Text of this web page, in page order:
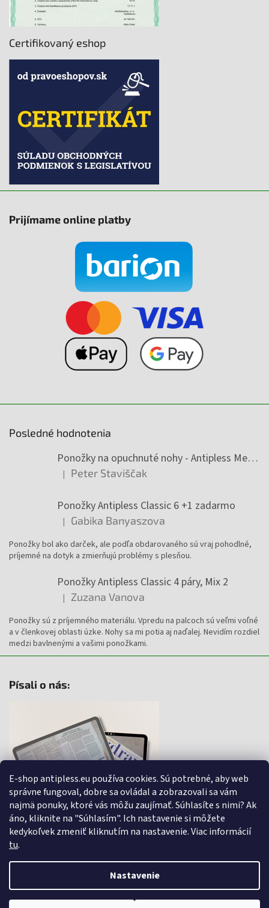
E-shop antipless.eu používa cookies. Sú potrebné, aby web
správne fungoval, dobre sa ovládal a zobrazovali sa vám
najmä ponuky, ktoré vás môžu zaujímať. Súhlasíte s nimi? Ak
áno, kliknite na "Súhlasím". Ich nastavenie si môžete
kedykoľvek zmeniť kliknutím na nastavenie.Viac informácií
tu.
Nastavenie
Certifikovaný eshop
Prijímame online platby
Posledné hodnotenia
Ponožky na opuchnuté nohy - Antipless Medic 6 +1 zadarmo
Hodnotenie produktu je 5 z 5 hviezdičiek.
| Peter Staviščak
Ponožky Antipless Classic 6 +1 zadarmo
Hodnotenie produktu je 5 z 5 hviezdičiek.
| Gabika Banyaszova
Ponožky bol ako darček, ale podľa obdarovaného sú vraj pohodlné,
príjemné na dotyk a zmierňujú problémy s plesňou.
Ponožky Antipless Classic 4 páry, Mix 2
Hodnotenie produktu je 4 z 5 hviezdičiek.
| Zuzana Vanova
Ponožky sú z príjemného materiálu. Vpredu na palcoch sú veľmi voľné
a v členkovej oblasti úzke. Nohy sa mi potia aj naďalej. Nevidím rozdiel
medzi bavlnenými a vašimi ponožkami.
Písali o nás:
Vytvoril Shoptet